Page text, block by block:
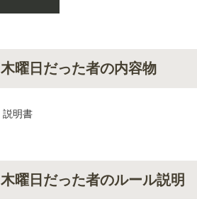
木曜日だった者の内容物
説明書
木曜日だった者のルール説明